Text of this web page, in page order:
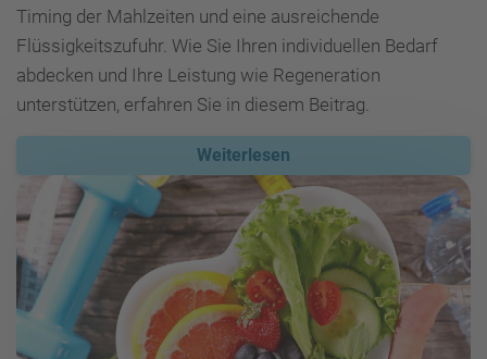
Timing der Mahlzeiten und eine ausreichende
Flüssigkeitszufuhr. Wie Sie Ihren individuellen Bedarf
abdecken und Ihre Leistung wie Regeneration
unterstützen, erfahren Sie in diesem Beitrag.
Weiterlesen